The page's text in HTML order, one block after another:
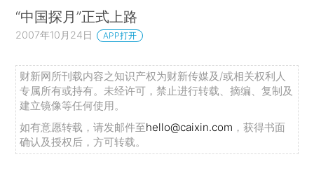
“中国探月”正式上路
2007年10月24日 APP打开
财新网所刊载内容之知识产权为财新传媒及/或相关权利人
专属所有或持有。未经许可，禁止进行转载、摘编、复制及
建立镜像等任何使用。
如有意愿转载，请发邮件至hello@caixin.com ，获得书面
确认及授权后，方可转载。